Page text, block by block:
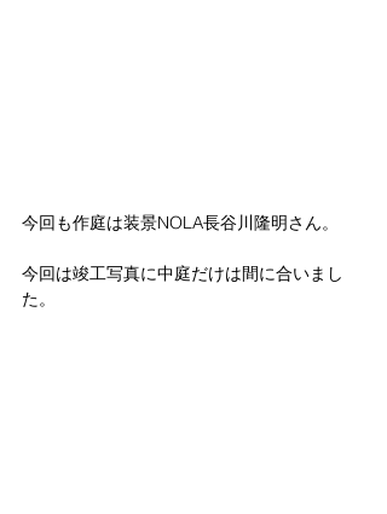
今回も作庭は装景NOLA長谷川隆明さん。
今回は竣工写真に中庭だけは間に合いまし
た。